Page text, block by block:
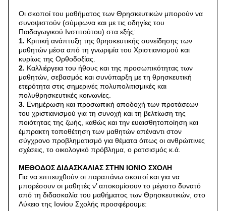
Οι σκοποί του μαθήματος των Θρησκευτικών μπορούν να
συνοψιστούν (σύμφωνα και με τις οδηγίες του
Παιδαγωγικού Ινστιτούτου) στα εξής:
1. Κριτική ανάπτυξη της θρησκευτικής συνείδησης των
μαθητών μέσα από τη γνωριμία του Χριστιανισμού και
κυρίως της Ορθοδοξίας.
2. Καλλιέργεια του ήθους και της προσωπικότητας των
μαθητών, σεβασμός και συνύπαρξη με τη θρησκευτική
ετερότητα στις σημερινές πολυπολιτισμικές και
πολυθρησκευτικές κοινωνίες.
3. Ενημέρωση και προσωπική αποδοχή των προτάσεων
του χριστιανισμού για τη συνοχή και τη βελτίωση της
ποιότητας της ζωής, καθώς και την ευαισθητοποίηση και
έμπρακτη τοποθέτηση των μαθητών απέναντι στον
σύγχρονο προβληματισμό για θέματα όπως οι ανθρώπινες
σχέσεις, το οικολογικό πρόβλημα, ο ρατσισμός κ.ά.
ΜΕΘΟΔΟΣ ΔΙΔΑΣΚΑΛΙΑΣ ΣΤΗΝ ΙΟΝΙΟ ΣΧΟΛΗ
Για να επιτευχθούν οι παραπάνω σκοποί και για να
μπορέσουν οι μαθητές ν’ αποκομίσουν το μέγιστο δυνατό
από τη διδασκαλία του μαθήματος των Θρησκευτικών, στο
Λύκειο της Ιονίου Σχολής προσφέρουμε: